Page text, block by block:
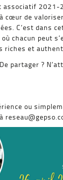
2021-
cœur de
C’est dans
où chacun peut
riches et
partager ?
ou